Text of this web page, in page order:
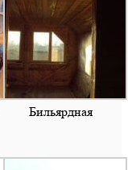
Бильярдная